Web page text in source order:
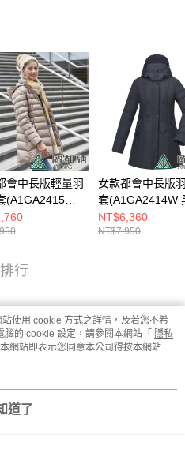
會中長版輕量羽
(A1GA2415W
/輕羽絨/保暖/抗
女款都會中長版
套(A1GA2414W
暖/抗潑水)
NT$6,360
NT$7,950
行
使用 cookie 方式之詳情，及若您不希
的 cookie 設定，請參閱本網站「 隱私
網站即表示您同意本公司得按本網站使
道了